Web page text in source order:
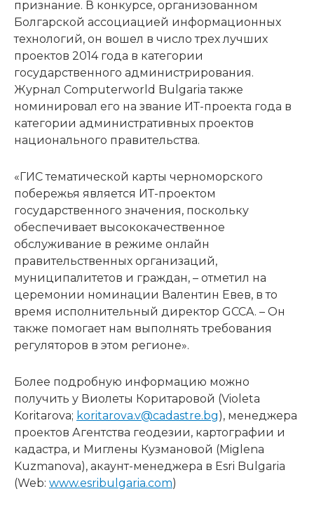
признание. В конкурсе, организованном
Болгарской ассоциацией информационных
технологий, он вошел в число трех лучших
проектов 2014 года в категории
государственного администрирования.
Журнал Computerworld Bulgaria также
номинировал его на звание ИТ-проекта года в
категории административных проектов
национального правительства.
«ГИС тематической карты черноморского
побережья является ИТ-проектом
государственного значения, поскольку
обеспечивает высококачественное
обслуживание в режиме онлайн
правительственных организаций,
муниципалитетов и граждан, – отметил на
церемонии номинации Валентин Евев, в то
время исполнительный директор GCCA. – Он
также помогает нам выполнять требования
регуляторов в этом регионе».
Более подробную информацию можно
получить у Виолеты Коритаровой (Violeta
Koritarova; koritarova.v@cadastre.bg), менеджера
проектов Агентства геодезии, картографии и
кадастра, и Миглены Кузмановой (Miglena
Kuzmanova), акаунт-менеджера в Esri Bulgaria
(Web: www.esribulgaria.com)